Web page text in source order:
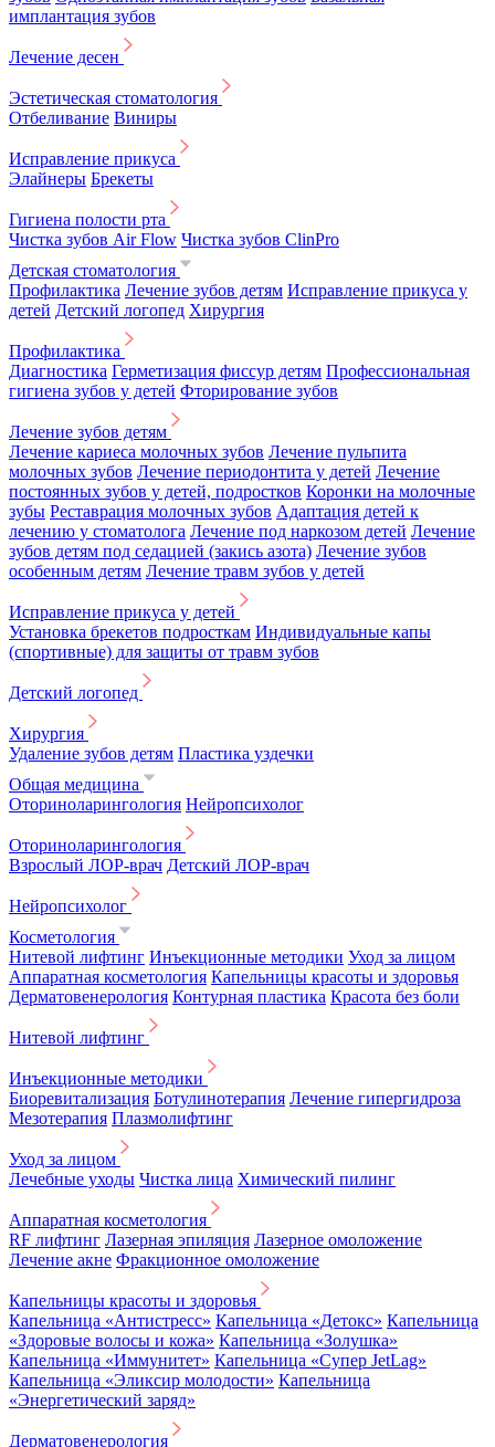
имплантация зубов
Лечение десен
Эстетическая стоматология
Отбеливание Виниры
Исправление прикуса
Элайнеры Брекеты
Гигиена полости рта
Чистка зубов Air Flow Чистка зубов ClinPro
Детская стоматология
Профилактика Лечение зубов детям Исправление прикуса у
детей Детский логопед Хирургия
Профилактика
Диагностика Герметизация фиссур детям Профессиональная
гигиена зубов у детей Фторирование зубов
Лечение зубов детям
Лечение кариеса молочных зубов Лечение пульпита
молочных зубов Лечение периодонтита у детей Лечение
постоянных зубов у детей, подростков Коронки на молочные
зубы Реставрация молочных зубов Адаптация детей к
лечению у стоматолога Лечение под наркозом детей Лечение
зубов детям под седацией (закись азота) Лечение зубов
особенным детям Лечение травм зубов у детей
Исправление прикуса у детей
Установка брекетов подросткам Индивидуальные капы
(спортивные) для защиты от травм зубов
Детский логопед
Хирургия
Удаление зубов детям Пластика уздечки
Общая медицина
Оториноларингология Нейропсихолог
Оториноларингология
Взрослый ЛОР-врач Детский ЛОР-врач
Нейропсихолог
Косметология
Нитевой лифтинг Инъекционные методики Уход за лицом
Аппаратная косметология Капельницы красоты и здоровья
Дерматовенерология Контурная пластика Красота без боли
Нитевой лифтинг
Инъекционные методики
Биоревитализация Ботулинотерапия Лечение гипергидроза
Мезотерапия Плазмолифтинг
Уход за лицом
Лечебные уходы Чистка лица Химический пилинг
Аппаратная косметология
RF лифтинг Лазерная эпиляция Лазерное омоложение
Лечение акне Фракционное омоложение
Капельницы красоты и здоровья
Капельница «Антистресс» Капельница «Детокс» Капельница
«Здоровые волосы и кожа» Капельница «Золушка»
Капельница «Иммунитет» Капельница «Супер JetLag»
Капельница «Эликсир молодости» Капельница
«Энергетический заряд»
Дерматовенерология